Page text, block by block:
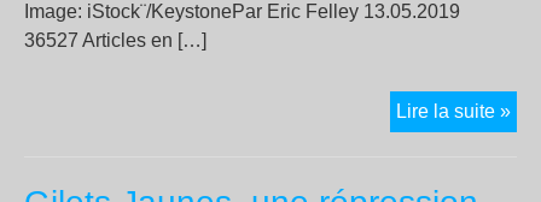
Image: iStock¨/KeystonePar Eric Felley 13.05.2019
36527 Articles en […]
Lire la suite »La
5G